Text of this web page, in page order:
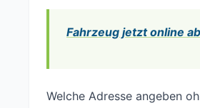
Fahrzeug jetzt online
Welche Adresse angeben